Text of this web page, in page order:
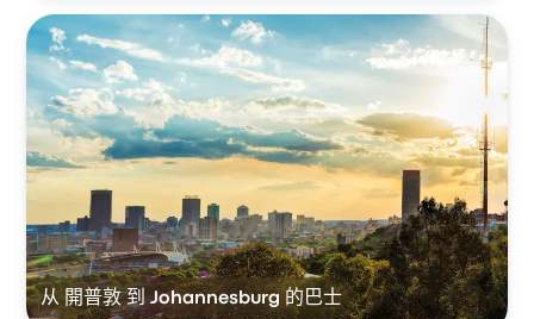
从 開普敦 到 Johannesburg 的巴士